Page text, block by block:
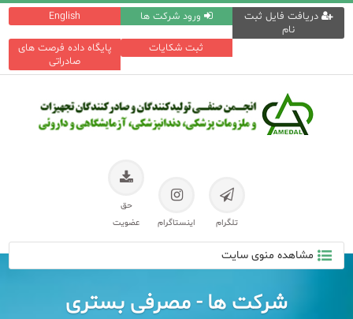
English ورود شرکت ها
دریافت فایل ثبت
نام
پایگاه داده فرصت های
صادراتی
ثبت شکایات
تلگرام اینستاگرام
حق
عضویت
مشاهده منوی سایت
شرکت ها - مصرفی بستری